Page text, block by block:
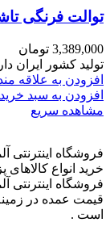
توالت فرنگی
3,389,000 تومان
تولید کشور ایران
افزودن به علاقه
افزودن به سبد خرید
مشاهده سریع
فروشگاه
خرید انواع
فروشگاه اینترنتی
قیمت عمده در
است .